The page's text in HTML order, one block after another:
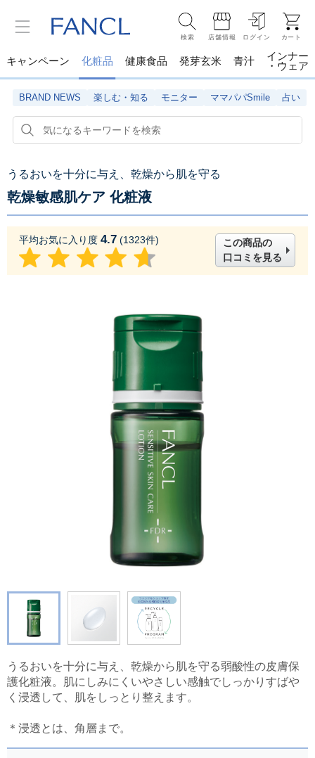
検索 店舗情報 ログイン カート
キャンペーン 化粧品 健康食品 発芽玄米 青汁
インナー
・ウェア
BRAND NEWS 楽しむ・知る モニター ママパパSmile 占い
うるおいを十分に与え、乾燥から肌を守る
乾燥敏感肌ケア 化粧液
平均お気に入り度 4.7 (1323件)
この商品の
口コミを見る
うるおいを十分に与え、乾燥から肌を守る弱酸性の皮膚保
護化粧液。肌にしみにくいやさしい感触でしっかりすばや
く浸透して、肌をしっとり整えます。
＊浸透とは、角層まで。